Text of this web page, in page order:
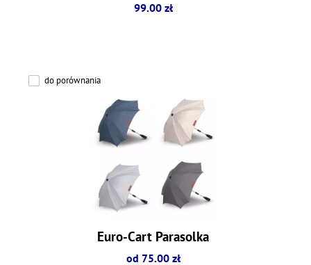
99.00 zł
do porównania
Euro-Cart Parasolka
od 75.00 zł